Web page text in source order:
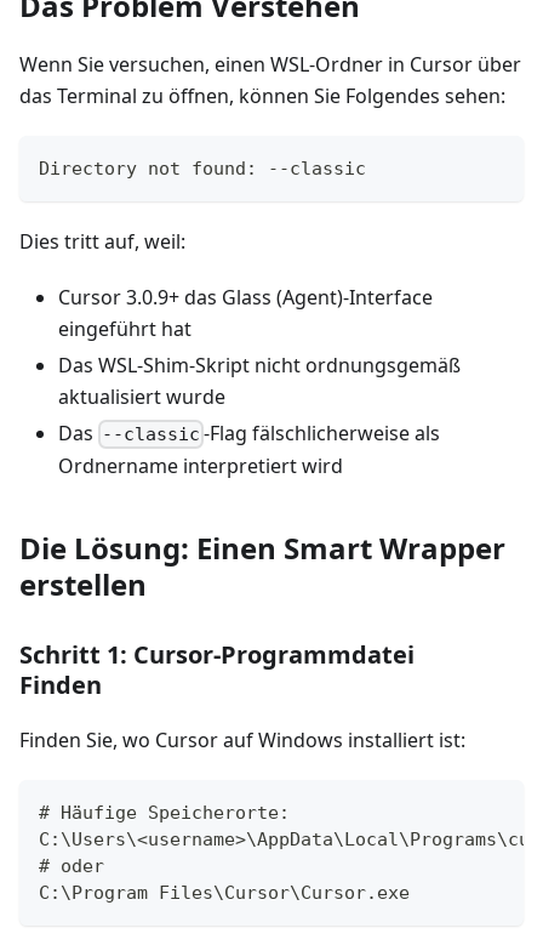
Wenn Sie versuchen, einen WSL-Ordner in Cursor über
das Terminal zu öffnen, können Sie Folgendes sehen:
Directory not found: --classic
Dies tritt auf, weil:
Cursor 3.0.9+ das Glass (Agent)-Interface
eingeführt hat
Das WSL-Shim-Skript nicht ordnungsgemäß
aktualisiert wurde
Das --classic -Flag fälschlicherweise als
Ordnername interpretiert wird
Die Lösung: Einen Smart Wrapper
erstellen
Schritt 1: Cursor-Programmdatei
Finden
Finden Sie, wo Cursor auf Windows installiert ist:
# Häufige Speicherorte:
# oder
C:\Program Files\Cursor\Cursor.exe